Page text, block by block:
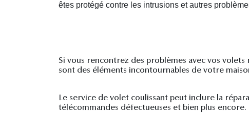
êtes protégé contre les intrusions et autres
Si vous rencontrez des problèmes avec vos
sont des éléments incontournables de votre
Le service de volet coulissant peut inclure la
télécommandes défectueuses et bien plus